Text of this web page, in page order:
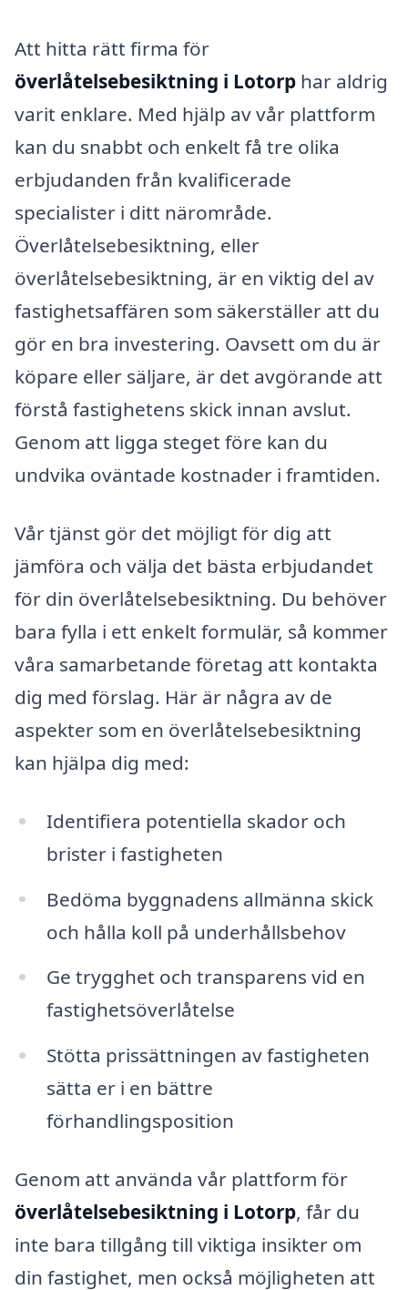
Att hitta rätt firma för
överlåtelsebesiktning i Lotorp har aldrig
varit enklare. Med hjälp av vår plattform
kan du snabbt och enkelt få tre olika
erbjudanden från kvalificerade
specialister i ditt närområde.
Överlåtelsebesiktning, eller
överlåtelsebesiktning, är en viktig del av
fastighetsaffären som säkerställer att du
gör en bra investering. Oavsett om du är
köpare eller säljare, är det avgörande att
förstå fastighetens skick innan avslut.
Genom att ligga steget före kan du
undvika oväntade kostnader i framtiden.
Vår tjänst gör det möjligt för dig att
jämföra och välja det bästa erbjudandet
för din överlåtelsebesiktning. Du behöver
bara fylla i ett enkelt formulär, så kommer
våra samarbetande företag att kontakta
dig med förslag. Här är några av de
aspekter som en överlåtelsebesiktning
kan hjälpa dig med:
Identifiera potentiella skador och
brister i fastigheten
Bedöma byggnadens allmänna skick
och hålla koll på underhållsbehov
Ge trygghet och transparens vid en
fastighetsöverlåtelse
Stötta prissättningen av fastigheten
sätta er i en bättre
förhandlingsposition
Genom att använda vår plattform för
överlåtelsebesiktning i Lotorp, får du
inte bara tillgång till viktiga insikter om
din fastighet, men också möjligheten att